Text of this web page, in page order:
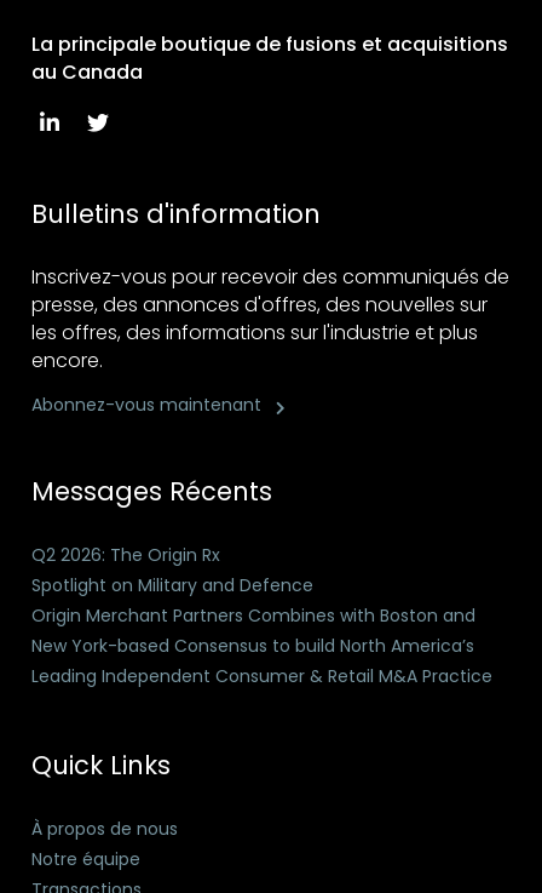
La principale boutique de fusions et acquisitions
au Canada
Bulletins d'information
Inscrivez-vous pour recevoir des communiqués de
presse, des annonces d'offres, des nouvelles sur
les offres, des informations sur l'industrie et plus
encore.
Abonnez-vous maintenant
Messages Récents
Q2 2026: The Origin Rx
Spotlight on Military and Defence
Origin Merchant Partners Combines with Boston and
New York-based Consensus to build North America’s
Leading Independent Consumer & Retail M&A Practice
Quick Links
À propos de nous
Notre équipe